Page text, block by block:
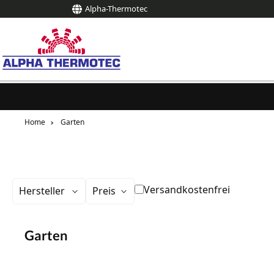
Zur Hauptnavigation springen
Alpha-Thermotec
Home Garten
Hersteller Preis Filter hinzufügen:
Versandkostenfrei
Garten